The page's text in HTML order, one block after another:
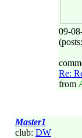
09-
Re:
from
Master1
club: DW